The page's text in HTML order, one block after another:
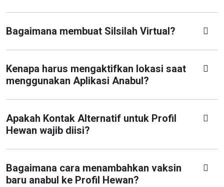
Bagaimana membuat Silsilah Virtual?
Kenapa harus mengaktifkan lokasi saat
menggunakan Aplikasi Anabul?
Apakah Kontak Alternatif untuk Profil
Hewan wajib diisi?
Bagaimana cara menambahkan vaksin
baru anabul ke Profil Hewan?